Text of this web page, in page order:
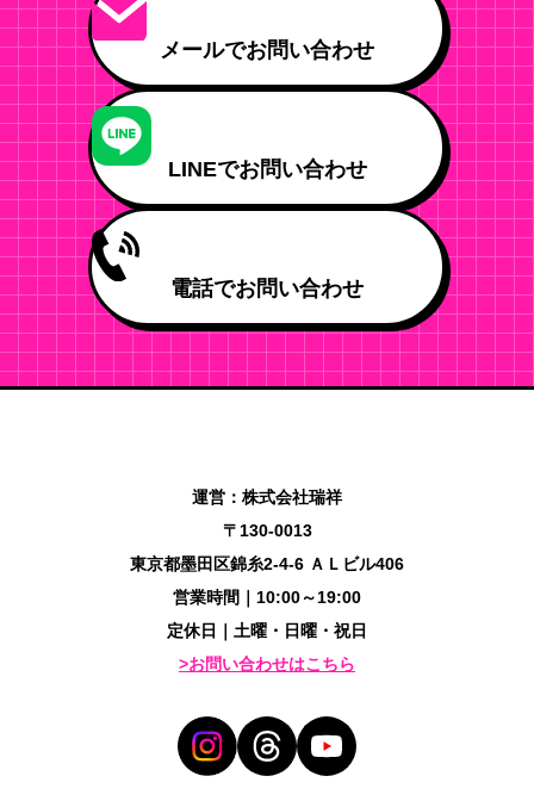
メールでお問い合わせ
LINEでお問い合わせ
電話でお問い合わせ
運営：株式会社瑞祥
〒130-0013
東京都墨田区錦糸2-4-6 ＡＬビル406
営業時間｜10:00～19:00
定休日｜土曜・日曜・祝日
>お問い合わせはこちら